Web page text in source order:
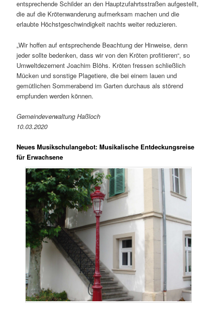
entsprechende Schilder an den Hauptzufahrtsstraßen aufgestellt,
die auf die Krötenwanderung aufmerksam machen und die
erlaubte Höchstgeschwindigkeit nachts weiter reduzieren.
„Wir hoffen auf entsprechende Beachtung der Hinweise, denn
jeder sollte bedenken, dass wir von den Kröten profitieren“, so
Umweltdezernent Joachim Blöhs. Kröten fressen schließlich
Mücken und sonstige Plagetiere, die bei einem lauen und
gemütlichen Sommerabend im Garten durchaus als störend
empfunden werden können.
Gemeindeverwaltung Haßloch
10.03.2020
Neues Musikschulangebot: Musikalische Entdeckungsreise
für Erwachsene